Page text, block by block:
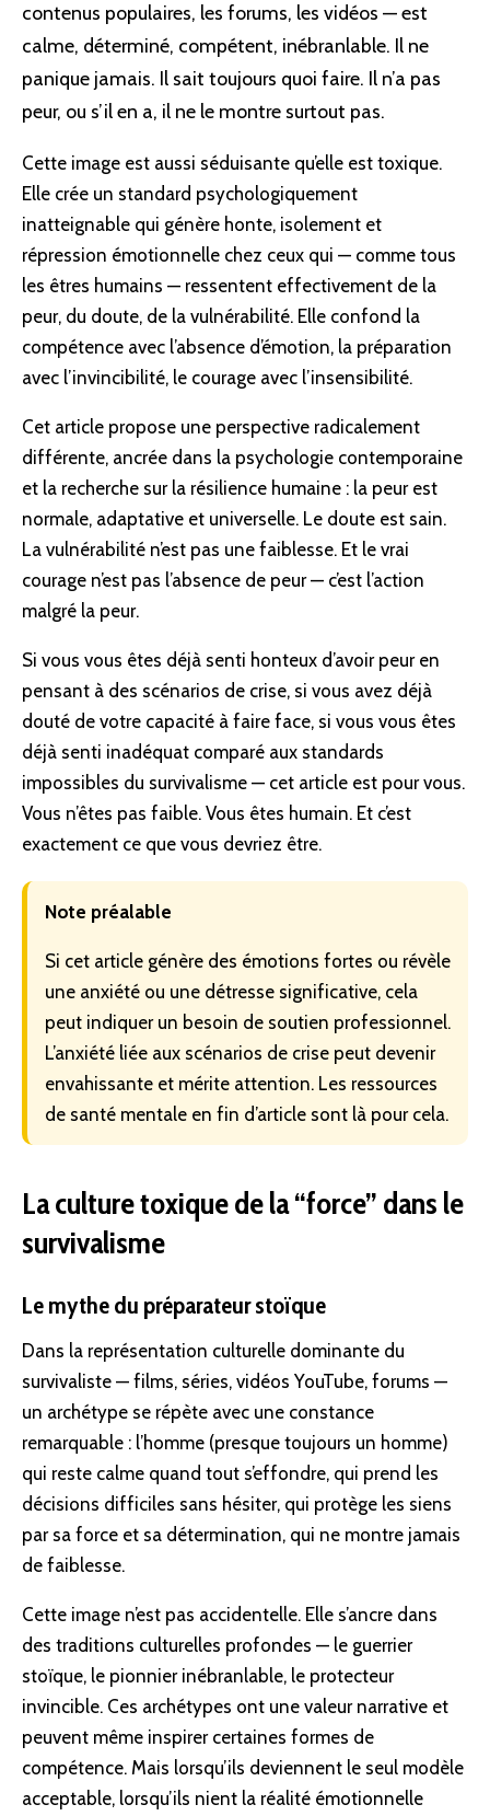
contenus populaires, les forums, les vidéos — est
calme, déterminé, compétent, inébranlable. Il ne
panique jamais. Il sait toujours quoi faire. Il n’a pas
peur, ou s’il en a, il ne le montre surtout pas.
Cette image est aussi séduisante qu’elle est toxique.
Elle crée un standard psychologiquement
inatteignable qui génère honte, isolement et
répression émotionnelle chez ceux qui — comme tous
les êtres humains — ressentent effectivement de la
peur, du doute, de la vulnérabilité. Elle confond la
compétence avec l’absence d’émotion, la préparation
avec l’invincibilité, le courage avec l’insensibilité.
Cet article propose une perspective radicalement
différente, ancrée dans la psychologie contemporaine
et la recherche sur la résilience humaine : la peur est
normale, adaptative et universelle. Le doute est sain.
La vulnérabilité n’est pas une faiblesse. Et le vrai
courage n’est pas l’absence de peur — c’est l’action
malgré la peur.
Si vous vous êtes déjà senti honteux d’avoir peur en
pensant à des scénarios de crise, si vous avez déjà
douté de votre capacité à faire face, si vous vous êtes
déjà senti inadéquat comparé aux standards
impossibles du survivalisme — cet article est pour vous.
Vous n’êtes pas faible. Vous êtes humain. Et c’est
exactement ce que vous devriez être.
Note préalable
Si cet article génère des émotions fortes ou révèle
une anxiété ou une détresse significative, cela
peut indiquer un besoin de soutien professionnel.
L’anxiété liée aux scénarios de crise peut devenir
envahissante et mérite attention. Les ressources
de santé mentale en fin d’article sont là pour cela.
La culture toxique de la “force” dans le
survivalisme
Le mythe du préparateur stoïque
Dans la représentation culturelle dominante du
survivaliste — films, séries, vidéos YouTube, forums —
un archétype se répète avec une constance
remarquable : l’homme (presque toujours un homme)
qui reste calme quand tout s’effondre, qui prend les
décisions difficiles sans hésiter, qui protège les siens
par sa force et sa détermination, qui ne montre jamais
de faiblesse.
Cette image n’est pas accidentelle. Elle s’ancre dans
des traditions culturelles profondes — le guerrier
stoïque, le pionnier inébranlable, le protecteur
invincible. Ces archétypes ont une valeur narrative et
peuvent même inspirer certaines formes de
compétence. Mais lorsqu’ils deviennent le seul modèle
acceptable, lorsqu’ils nient la réalité émotionnelle